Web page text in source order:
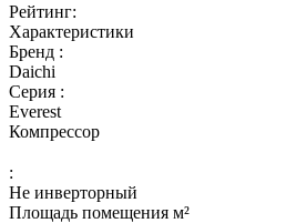
Рейтинг:
Характеристики
Бренд :
Daichi
Серия :
Everest
Компрессор
:
Не инверторный
Площадь помещения м²